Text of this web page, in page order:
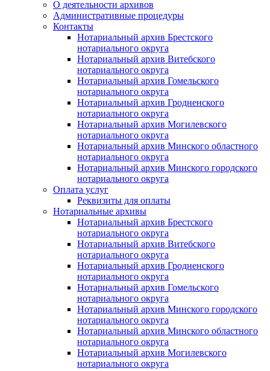
О деятельности архивов
Административные процедуры
Контакты
Нотариальный архив Брестского
нотариального округа
Нотариальный архив Витебского
нотариального округа
Нотариальный архив Гомельского
нотариального округа
Нотариальный архив Гродненского
нотариального округа
Нотариальный архив Могилевского
нотариального округа
Нотариальный архив Минского областного
нотариального округа
Нотариальный архив Минского городского
нотариального округа
Оплата услуг
Реквизиты для оплаты
Нотариальные архивы
Нотариальный архив Брестского
нотариального округа
Нотариальный архив Витебского
нотариального округа
Нотариальный архив Гродненского
нотариального округа
Нотариальный архив Гомельского
нотариального округа
Нотариальный архив Минского городского
нотариального округа
Нотариальный архив Минского областного
нотариального округа
Нотариальный архив Могилевского
нотариального округа